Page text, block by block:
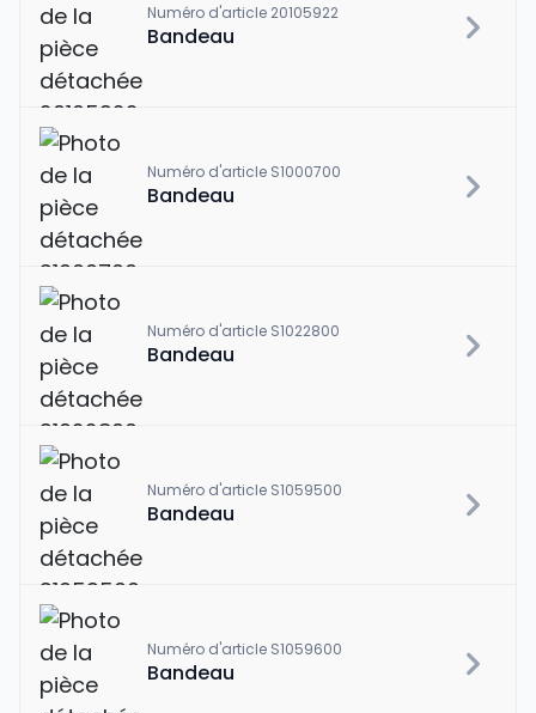
Numéro d'article 20105922
Bandeau
Numéro d'article S1000700
Bandeau
Numéro d'article S1022800
Bandeau
Numéro d'article S1059500
Bandeau
Numéro d'article S1059600
Bandeau